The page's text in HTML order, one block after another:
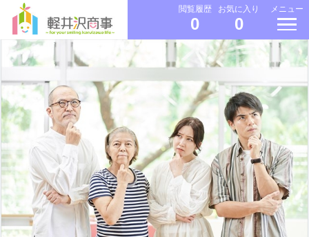
閲覧履歴
0
お気に入り
0
メニュー